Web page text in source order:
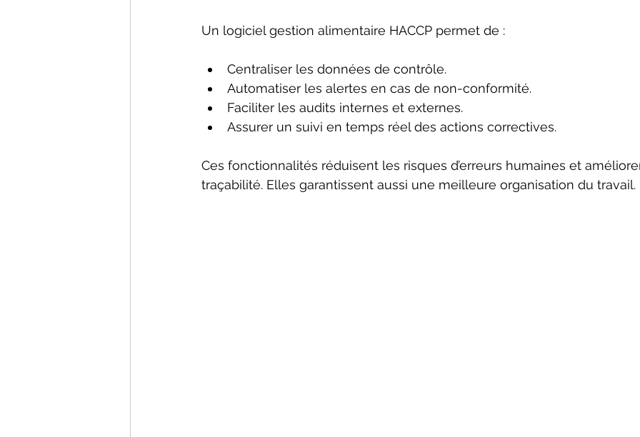
Un logiciel gestion alimentaire HACCP permet de :
Centraliser les données de contrôle.
Automatiser les alertes en cas de non-conformité.
Faciliter les audits internes et externes.
Assurer un suivi en temps réel des actions correctives.
Ces fonctionnalités réduisent les risques d’erreurs humaines et
traçabilité. Elles garantissent aussi une meilleure organisation du travail.